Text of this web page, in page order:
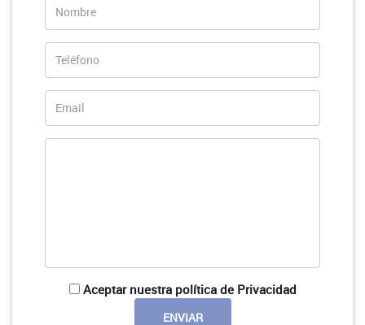
Aceptar nuestra política de Privacidad